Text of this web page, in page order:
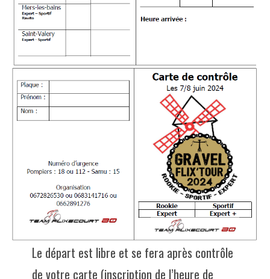
Le départ est libre et se fera après contrôle
de votre carte (inscription de l’heure de